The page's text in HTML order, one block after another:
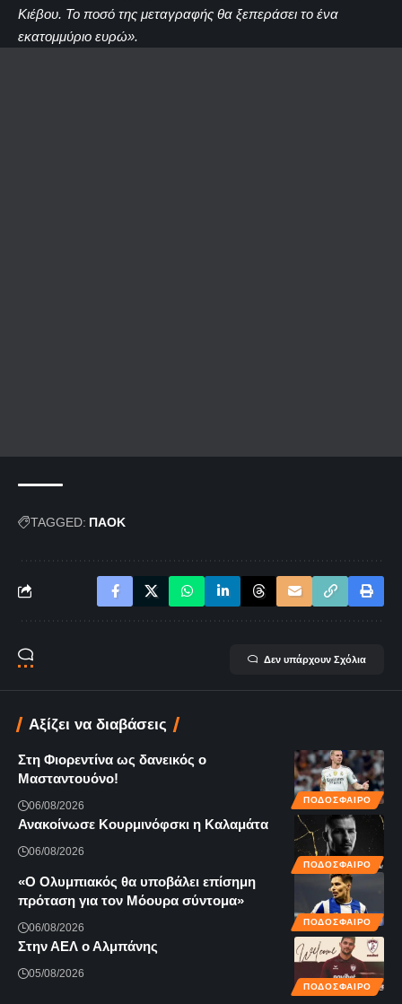
Κιέβου. Το ποσό της μεταγραφής θα ξεπεράσει το ένα
εκατομμύριο ευρώ».
TAGGED: ΠΑΟΚ
Δεν υπάρχουν Σχόλια
Αξίζει να διαβάσεις
ΠΟΔΟΣΦΑΙΡΟ
Στη Φιορεντίνα ως δανεικός ο
Μασταντουόνο!
06/08/2026
ΠΟΔΟΣΦΑΙΡΟ
Ανακοίνωσε Κουρμινόφσκι η Καλαμάτα
06/08/2026
ΠΟΔΟΣΦΑΙΡΟ
«Ο Ολυμπιακός θα υποβάλει επίσημη
πρόταση για τον Μόουρα σύντομα»
06/08/2026
ΠΟΔΟΣΦΑΙΡΟ
Στην ΑΕΛ ο Αλμπάνης
05/08/2026